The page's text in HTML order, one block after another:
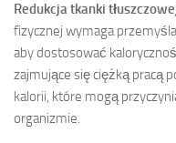
Redukcja tkanki
fizycznej wymaga
aby dostosować
zajmujące się ciężką pracą
kalorii, które mogą
organizmie.